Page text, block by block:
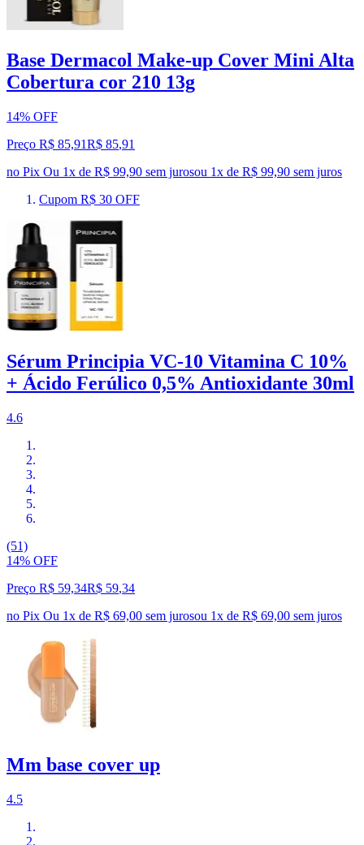
Base Dermacol Make-up Cover Mini Alta
Cobertura cor 210 13g
14% OFF
Preço R$ 85,91R$ 85,91
no Pix Ou 1x de R$ 99,90 sem jurosou 1x de R$ 99,90 sem juros
Cupom R$ 30 OFF
Sérum Principia VC-10 Vitamina C 10%
+ Ácido Ferúlico 0,5% Antioxidante 30ml
4.6
(51)
14% OFF
Preço R$ 59,34R$ 59,34
no Pix Ou 1x de R$ 69,00 sem jurosou 1x de R$ 69,00 sem juros
Mm base cover up
4.5